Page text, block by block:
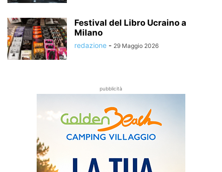
Festival del Libro Ucraino a
Milano
redazione - 29 Maggio 2026
pubblicità